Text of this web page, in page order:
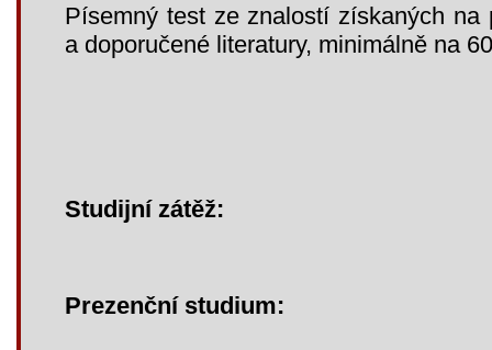
Písemný test ze znalostí získaných na
a doporučené literatury, minimálně na
Studijní zátěž:
Prezenční studium: